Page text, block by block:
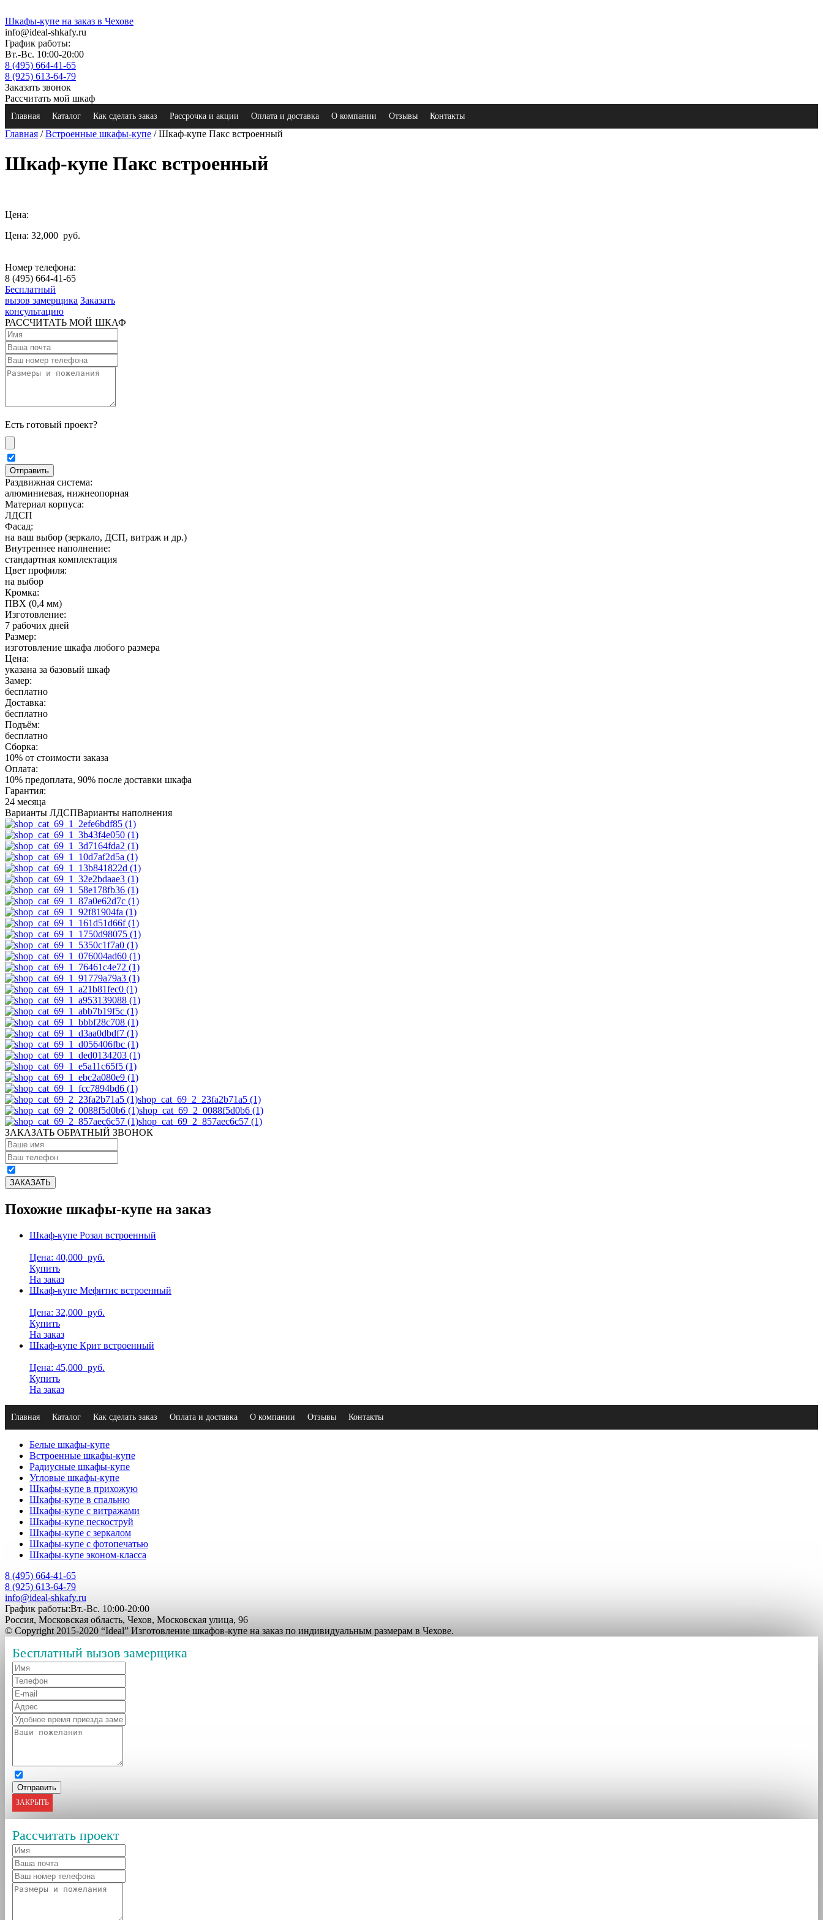
Шкафы-купе на заказ в Чехове
info@ideal-shkafy.ru
График работы:
Вт.-Вс. 10:00-20:00
8 (495) 664-41-65
8 (925) 613-64-79
Заказать звонок
Рассчитать мой шкаф
Главная Каталог Как сделать заказ Рассрочка и акции Оплата и доставка О компании Отзывы Контакты
Главная /Встроенные шкафы-купе / Шкаф-купе Пакс встроенный
Шкаф-купе Пакс встроенный
Цена:
Цена: 32,000 руб.
Номер телефона:
8 (495) 664-41-65
Бесплатный
вызов замерщика Заказать
консультацию
РАССЧИТАТЬ МОЙ ШКАФ
Есть готовый проект?
Раздвижная система:
алюминиевая, нижнеопорная
Материал корпуса:
ЛДСП
Фасад:
на ваш выбор (зеркало, ДСП, витраж и др.)
Внутреннее наполнение:
стандартная комплектация
Цвет профиля:
на выбор
Кромка:
ПВХ (0,4 мм)
Изготовление:
7 рабочих дней
Размер:
изготовление шкафа любого размера
Цена:
указана за базовый шкаф
Замер:
бесплатно
Доставка:
бесплатно
Подъём:
бесплатно
Сборка:
10% от стоимости заказа
Оплата:
10% предоплата, 90% после доставки шкафа
Гарантия:
24 месяца
Варианты ЛДСПВарианты наполнения
shop_cat_69_2_23fa2b71a5 (1)
shop_cat_69_2_0088f5d0b6 (1)
shop_cat_69_2_857aec6c57 (1)
ЗАКАЗАТЬ ОБРАТНЫЙ ЗВОНОК
Похожие шкафы-купе на заказ
Шкаф-купе Розал встроенный
Цена: 40,000 руб.
Купить
На заказ
Шкаф-купе Мефитис встроенный
Цена: 32,000 руб.
Купить
На заказ
Шкаф-купе Крит встроенный
Цена: 45,000 руб.
Купить
На заказ
Главная Каталог Как сделать заказ Оплата и доставка О компании Отзывы Контакты
Белые шкафы-купе
Встроенные шкафы-купе
Радиусные шкафы-купе
Угловые шкафы-купе
Шкафы-купе в прихожую
Шкафы-купе в спальню
Шкафы-купе с витражами
Шкафы-купе пескоструй
Шкафы-купе с зеркалом
Шкафы-купе с фотопечатью
Шкафы-купе эконом-класса
8 (495) 664-41-65
8 (925) 613-64-79
info@ideal-shkafy.ru
График работы:Вт.-Вс. 10:00-20:00
Россия, Московская область, Чехов, Московская улица, 96
© Copyright 2015-2020 “Ideal” Изготовление шкафов-купе на заказ по индивидуальным размерам в Чехове.
Бесплатный вызов замерщика
ЗАКРЫТЬ
Рассчитать проект